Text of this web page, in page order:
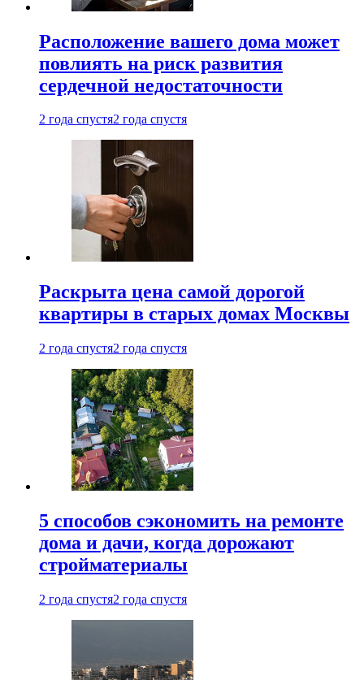
Расположение вашего дома может
повлиять на риск развития
сердечной недостаточности
2 года спустя2 года спустя
Раскрыта цена самой дорогой
квартиры в старых домах Москвы
2 года спустя2 года спустя
5 способов сэкономить на ремонте
дома и дачи, когда дорожают
стройматериалы
2 года спустя2 года спустя